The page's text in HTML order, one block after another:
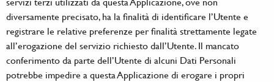
servizi terzi utilizzati da questa Applicazione, ove non
diversamente precisato, ha la finalità di identificare l’Utente e
registrare le relative preferenze per finalità strettamente legate
all’erogazione del servizio richiesto dall’Utente. Il mancato
conferimento da parte dell’Utente di alcuni Dati Personali
potrebbe impedire a questa Applicazione di erogare i propri